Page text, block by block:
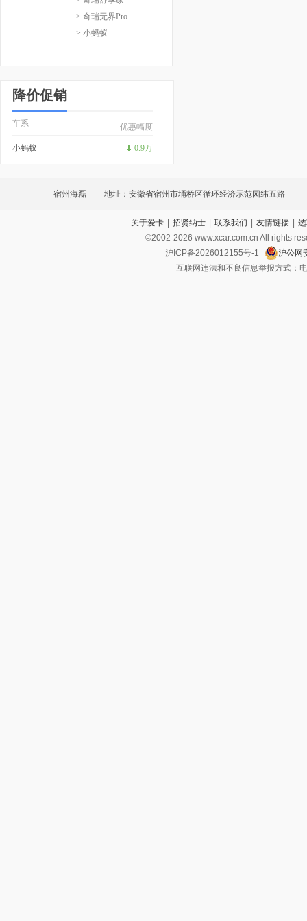
> 奇瑞无界Pro
> 小蚂蚁
降价促销
车系 优惠幅度
小蚂蚁 0.9万
宿州海磊 地址：安徽省宿州市埇桥区循环经济示范园纬五路
关于爱卡 | 招贤纳士 | 联系我们 | 友情链接 |
©2002-2026 www.xcar.com.cn All rights
沪ICP备2026012155号-1
沪公网
互联网违法和不良信息举报方式：